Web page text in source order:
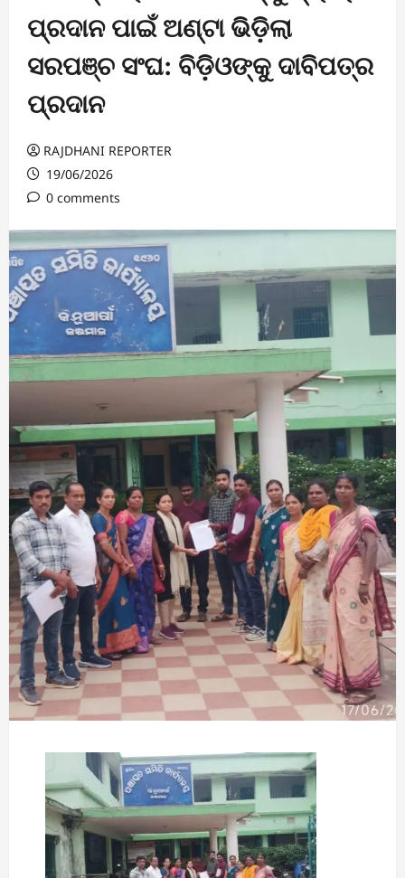
ପ୍ରଦାନ ପାଇଁ ଅଣ୍ଟା ଭିଡ଼ିଲା
ସରପଞ୍ଚ ସଂଘ: ବିଡ଼ିଓଙ୍କୁ ଦାବିପତ୍ର
ପ୍ରଦାନ
RAJDHANI REPORTER
19/06/2026
0 comments